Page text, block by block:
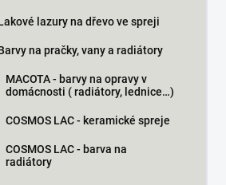
lazury na dřevo ve spreji
na pračky, vany a radiátory
MACOTA - barvy na opravy v
domácnosti ( radiátory, lednice…)
COSMOS LAC - keramické spreje
COSMOS LAC - barva na
radiátory